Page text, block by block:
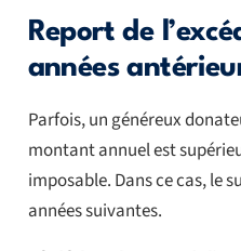
Report de
années
Parfois, un généreux
montant annuel est
imposable. Dans ce cas, le
années suivantes.